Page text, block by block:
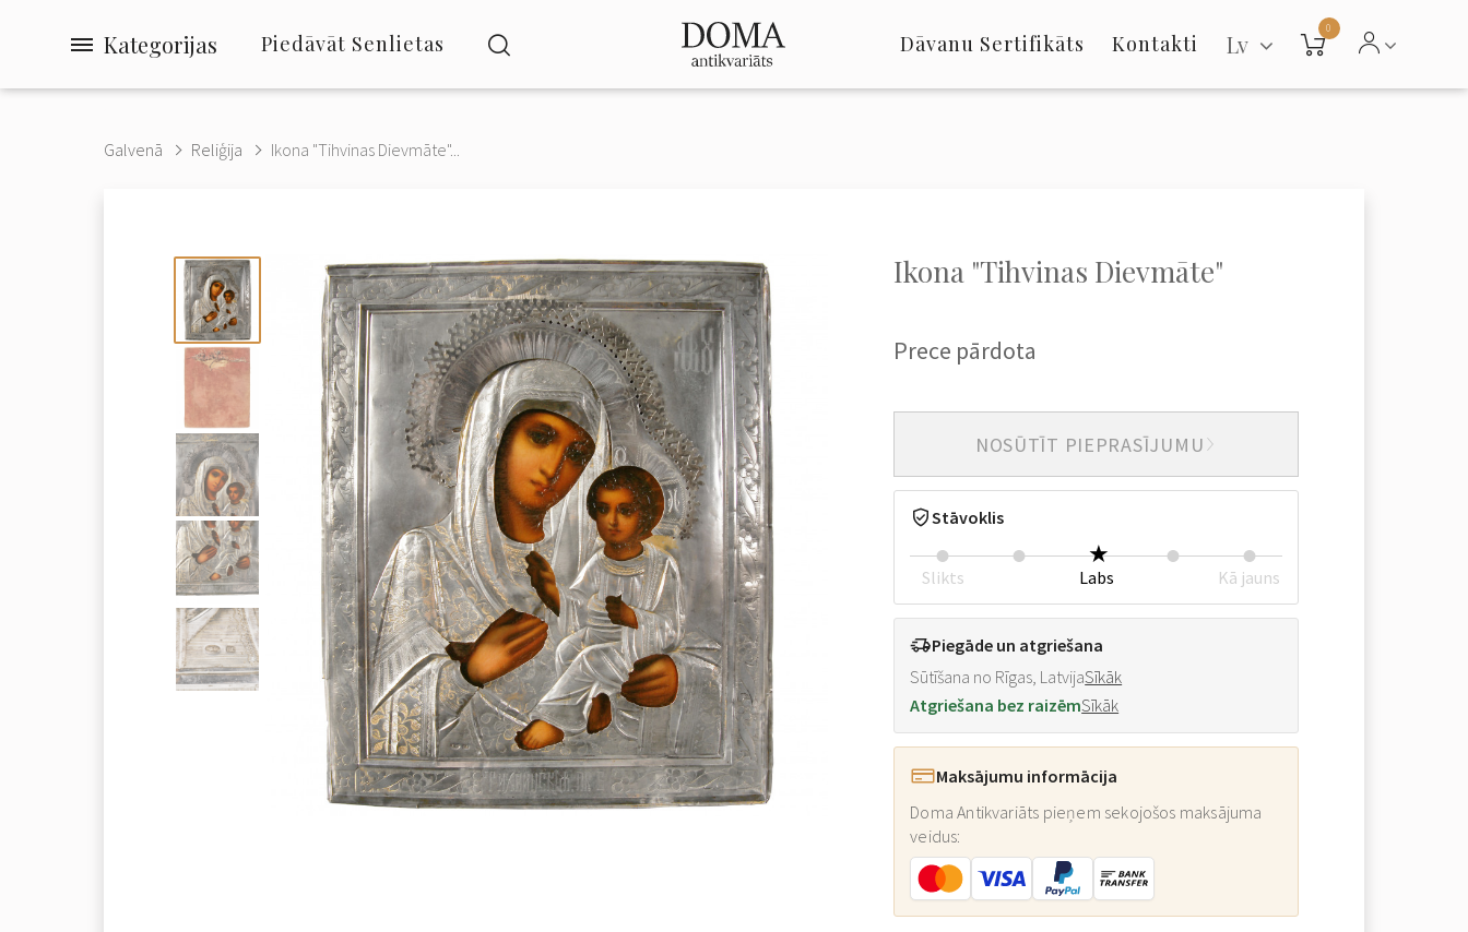
Kategorijas Piedāvāt Senlietas Dāvanu Sertifikāts Kontakti Lv
0
Galvenā Reliģija Ikona "Tihvinas Dievmāte"...
Ikona "Tihvinas Dievmāte"
Prece pārdota
NOSŪTĪT PIEPRASĪJUMU
Stāvoklis
Slikts Labs Kā jauns
Piegāde un atgriešana
Sūtīšana no Rīgas, LatvijaSīkāk
Atgriešana bez raizēmSīkāk
Maksājumu informācija
Doma Antikvariāts pieņem sekojošos maksājuma
veidus: